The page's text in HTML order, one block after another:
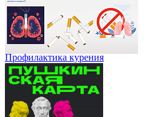
Профилактика курения